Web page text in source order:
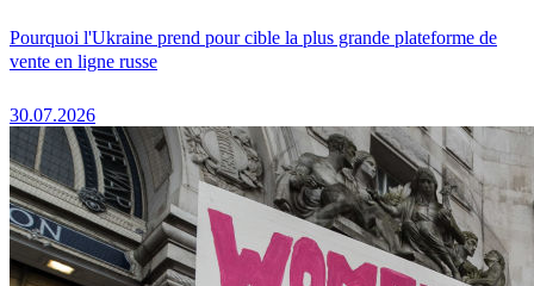
Pourquoi l'Ukraine prend pour cible la plus grande plateforme de
vente en ligne russe
30.07.2026